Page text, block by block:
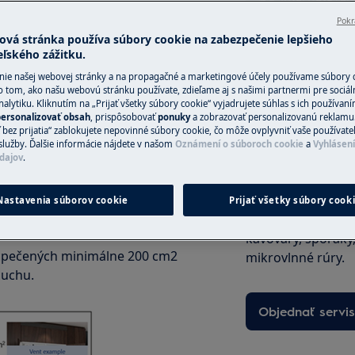
Pozrite si návod na
sa zabezpečila správna
kde sú na tento účel
zvuky, pretože výkon
minimálne 200 cm2
Objednajte si
V oblasti, v ktorej
Fixná cena
kvalifikovaní
najprv
prípade potreby
službu
panely,
kávovary,
mikrovlnné rúry.
Objednať servis
stránka používa súbory cookie na zabezpečenie lepšieho
zážitku.
našej webovej stránky a na propagačné a marketingové účely používame súbory
tom, ako našu webovú stránku používate, zdieľame aj s našimi partnermi pre
Kliknutím na „Prijať všetky súbory cookie“ vyjadrujete súhlas s ich
obsah, prispôsobovaťponukya zobrazovať personalizovanú
bez prijatia“ zablokujete nepovinné súbory cookie, čo môže ovplyvniť vaše
Ďalšie informácie nájdete v našom Oznámení o súboroch cookie a
.
súborov cookie Prijať všetky súbory